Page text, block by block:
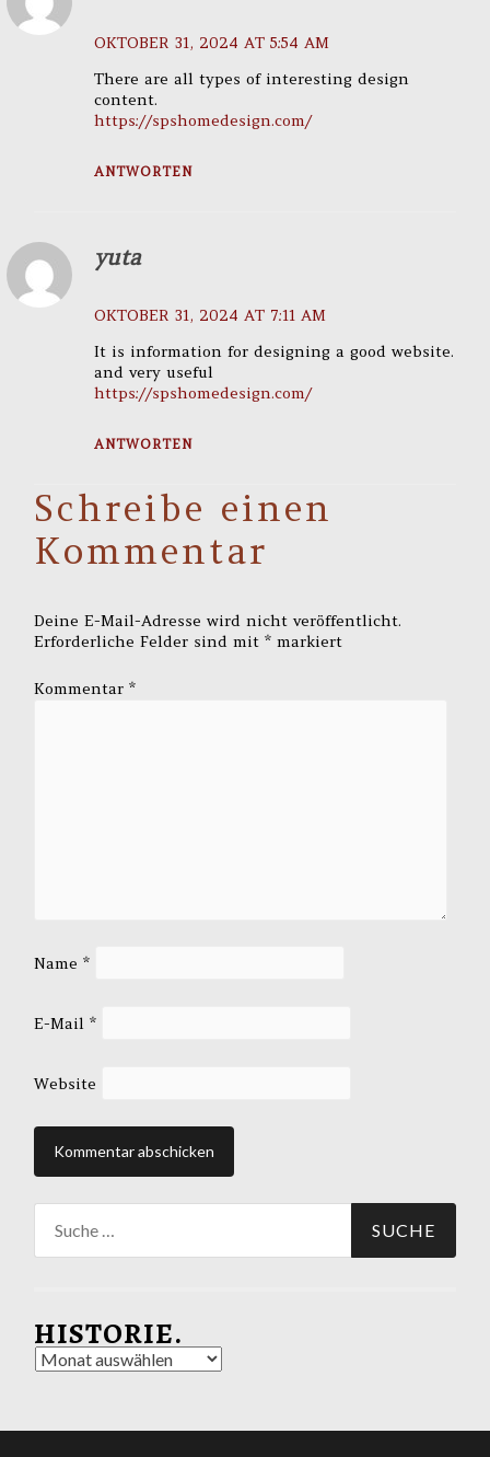
OKTOBER 31, 2024 AT 5:54 AM
There are all types of interesting design
content.
https://spshomedesign.com/
ANTWORTEN
yuta
OKTOBER 31, 2024 AT 7:11 AM
It is information for designing a good website.
and very useful
https://spshomedesign.com/
ANTWORTEN
Schreibe einen
Kommentar
Deine E-Mail-Adresse wird nicht veröffentlicht.
Erforderliche Felder sind mit* markiert
Kommentar*
Name*
E-Mail*
Website
nach:
HISTORIE.
Historie.